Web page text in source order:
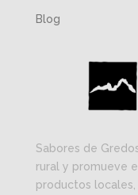
Blog
Sabores de
rural y promueve
productos locales,